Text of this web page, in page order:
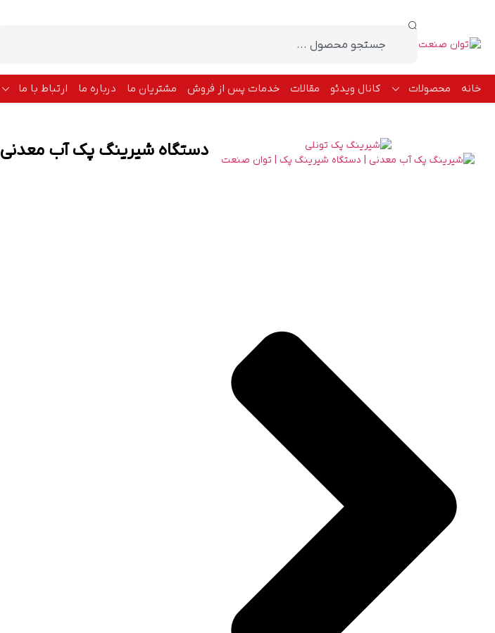
خانه محصولات کانال ویدئو مقالات خدمات پس از فروش مشتریان ما درباره ما ارتباط با ما
دستگاه شیرینگ پک آب معدنی